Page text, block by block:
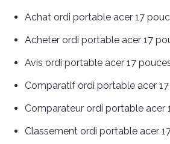
Achat ordi portable acer 17
Acheter ordi portable acer 17
Avis ordi portable acer 17
Comparatif ordi portable acer
Comparateur ordi portable acer
Classement ordi portable acer